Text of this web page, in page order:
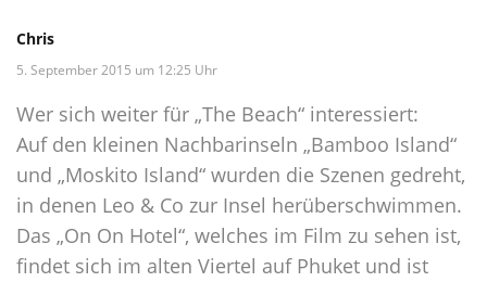
Chris
5. September 2015 um 12:25 Uhr
Wer sich weiter für „The Beach“ interessiert:
Auf den kleinen Nachbarinseln „Bamboo Island“
und „Moskito Island“ wurden die Szenen gedreht,
in denen Leo & Co zur Insel herüberschwimmen.
Das „On On Hotel“, welches im Film zu sehen ist,
findet sich im alten Viertel auf Phuket und ist